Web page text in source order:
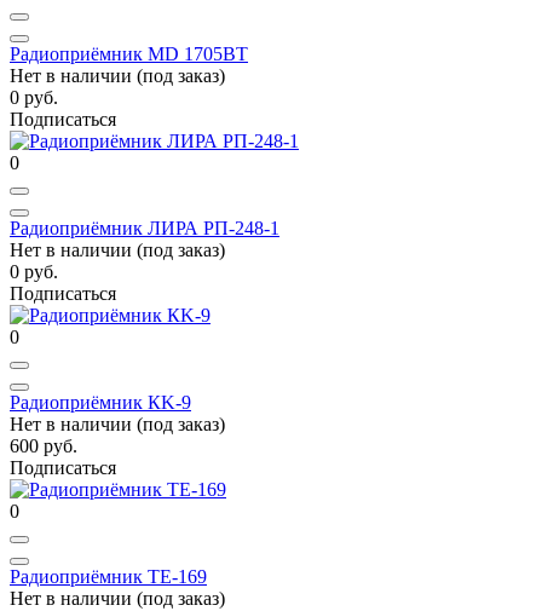
Радиоприёмник MD 1705BT
Нет в наличии (под заказ)
0 руб.
Подписаться
0
Радиоприёмник ЛИРА РП-248-1
Нет в наличии (под заказ)
0 руб.
Подписаться
0
Радиоприёмник КK-9
Нет в наличии (под заказ)
600 руб.
Подписаться
0
Радиоприёмник TE-169
Нет в наличии (под заказ)